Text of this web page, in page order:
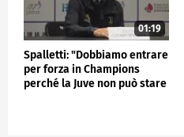
01:19
Spalletti: "Dobbiamo entrare
per forza in Champions
perché la Juve non può stare